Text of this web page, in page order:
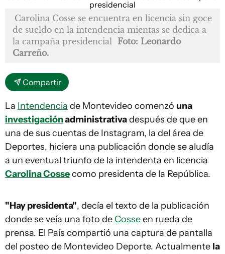
Carolina Cosse se encuentra en licencia sin goce
de sueldo en la intendencia mientas se dedica a
la campaña presidencial Foto: Leonardo
Carreño.
Compartir
La Intendencia de Montevideo comenzó una
investigaciónadministrativadespués de que en
una de sus cuentas de Instagram, la del área de
Deportes, hiciera una publicación donde se aludía
a un eventual triunfo de la intendenta en licencia
Carolina Cossecomo presidenta de la República.
"Hay presidenta", decía el texto de la publicación
donde se veía una foto de Cosseen rueda de
prensa. El País compartió una captura de pantalla
del posteo de Montevideo Deporte. Actualmente la